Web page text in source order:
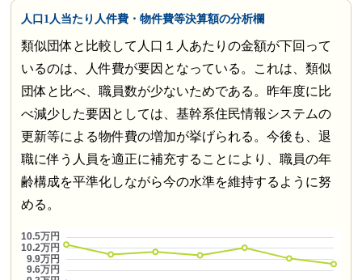
人口1人当たり人件費・物件費等決算額の分析欄
類似団体と比較して人口１人あたりの金額が下回って
いるのは、人件費が要因となっている。これは、類似
団体と比べ、職員数が少ないためである。昨年度に比
べ減少した要因としては、基幹系住民情報システムの
更新等による物件費の増加が挙げられる。今後も、退
職に伴う人員を適正に補充することにより、職員の年
齢構成を平準化しながら今の水準を維持するように努
める。